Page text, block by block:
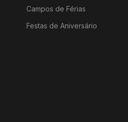
Campos de Férias
Festas de Aniversário